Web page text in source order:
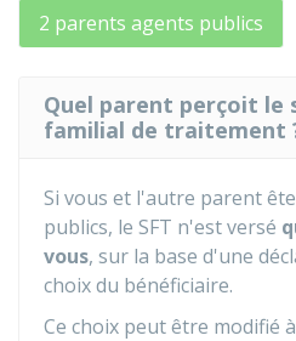
2 parents agents publics
Quel parent perçoit le
familial de traitement
Si vous et l'autre parent
publics, le SFT n'est versé
vous, sur la base d'une
choix du bénéficiaire.
Ce choix peut être modifié